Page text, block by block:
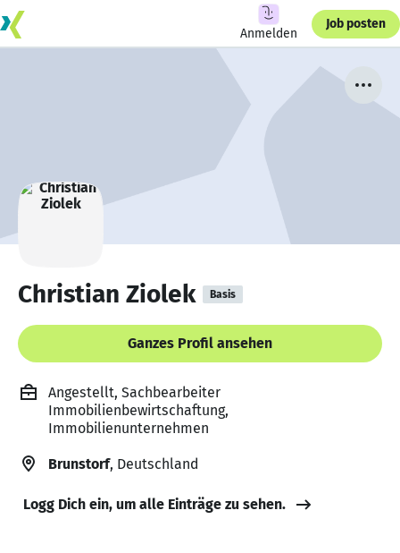
Anmelden
Job posten
Christian Ziolek Basis
Ganzes Profil ansehen
Angestellt, Sachbearbeiter
Immobilienbewirtschaftung,
Immobilienunternehmen
Brunstorf, Deutschland
Logg Dich ein, um alle Einträge zu sehen.